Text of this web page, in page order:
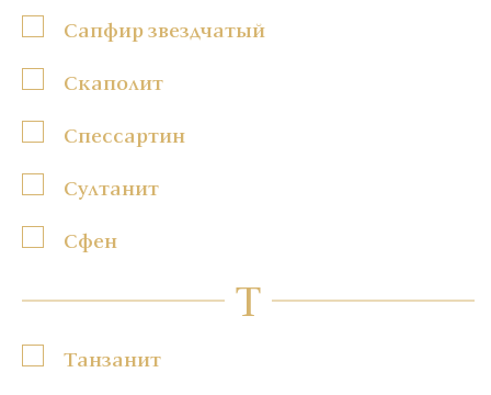
Сапфир звездчатый
Скаполит
Спессартин
Султанит
Сфен
Т
Танзанит